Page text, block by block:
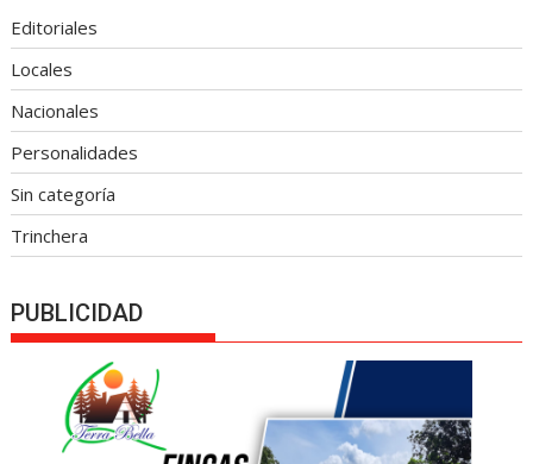
Editoriales
Locales
Nacionales
Personalidades
Sin categoría
Trinchera
PUBLICIDAD